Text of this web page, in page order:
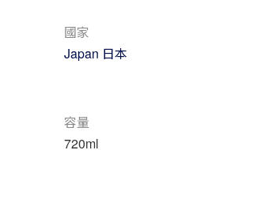
國家
Japan 日本
容量
720ml